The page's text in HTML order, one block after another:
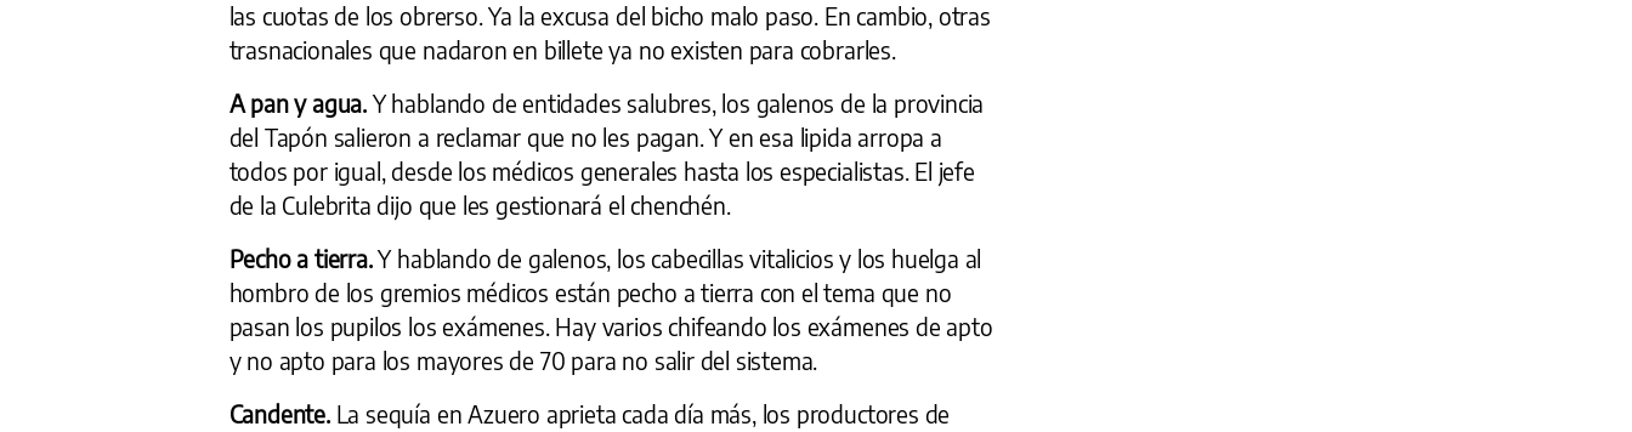
las cuotas de los obrerso. Ya la excusa del bicho malo paso. En cambio, otras
trasnacionales que nadaron en billete ya no existen para cobrarles.
A pan y agua. Y hablando de entidades salubres, los galenos de la provincia
del Tapón salieron a reclamar que no les pagan. Y en esa lipida arropa a
todos por igual, desde los médicos generales hasta los especialistas. El jefe
de la Culebrita dijo que les gestionará el chenchén.
Pecho a tierra.Y hablando de galenos, los cabecillas vitalicios y los huelga al
hombro de los gremios médicos están pecho a tierra con el tema que no
pasan los pupilos los exámenes. Hay varios chifeando los exámenes de apto
y no apto para los mayores de 70 para no salir del sistema.
Candente. La sequía en Azuero aprieta cada día más, los productores de